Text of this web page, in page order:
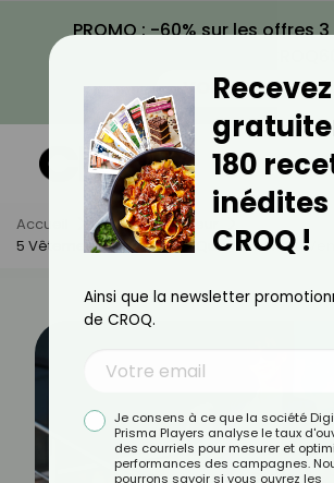
PROMO : -60% sur les offres
VOIR LA PROMO
Accueil Actus
Minceur
5 Vêtements À Privilégier Quand On A Du
Recevez
180
inédites
CROQ !
Ainsi que la newsletter
de CROQ.
Je consens à ce que la société
Prisma Players analyse le taux
des courriels pour mesurer et
performances des campagnes.
pourrons savoir si vous ouvrez les